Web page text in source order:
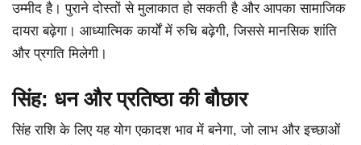
उम्मीद है। पुराने दोस्तों से मुलाकात हो सकती है और आपका सामाजिक
दायरा बढ़ेगा। आध्यात्मिक कार्यों में रुचि बढ़ेगी, जिससे मानसिक शांति
और प्रगति मिलेगी।
सिंह: धन और प्रतिष्ठा की बौछार
सिंह राशि के लिए यह योग एकादश भाव में बनेगा, जो लाभ और इच्छाओं